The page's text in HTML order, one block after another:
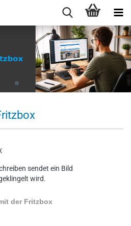
sendet ein Bild
wird.
der Fritzbox